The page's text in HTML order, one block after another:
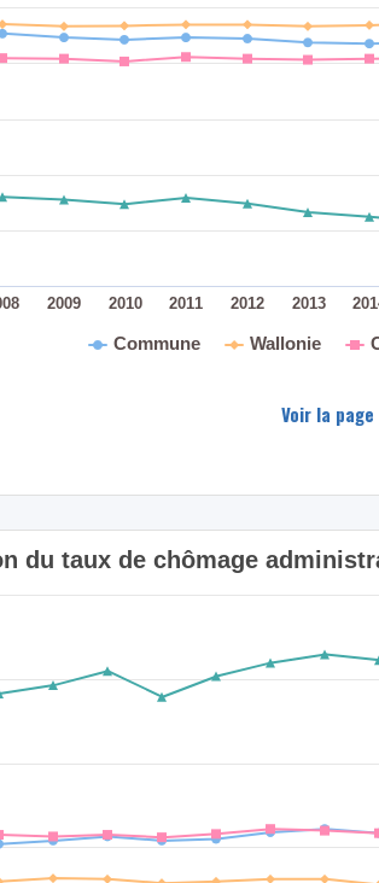
Commune Wallonie
2009 2010 2011 2012 2013
Voir la
du taux de chômage